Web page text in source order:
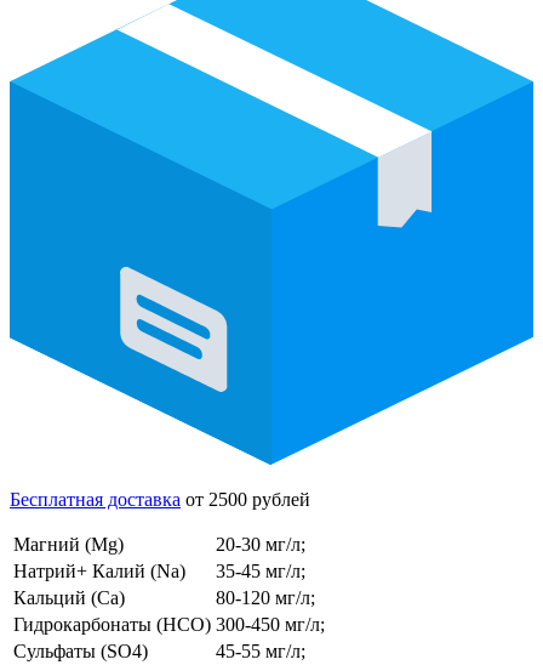
Бесплатная доставка от 2500 рублей
Магний (Mg)
20-30 мг/л;
Натрий+ Калий (Na)
35-45 мг/л;
Кальций (Ca)
80-120 мг/л;
Гидрокарбонаты (HCO) 300-450 мг/л;
Сульфаты (SO4)
45-55 мг/л;